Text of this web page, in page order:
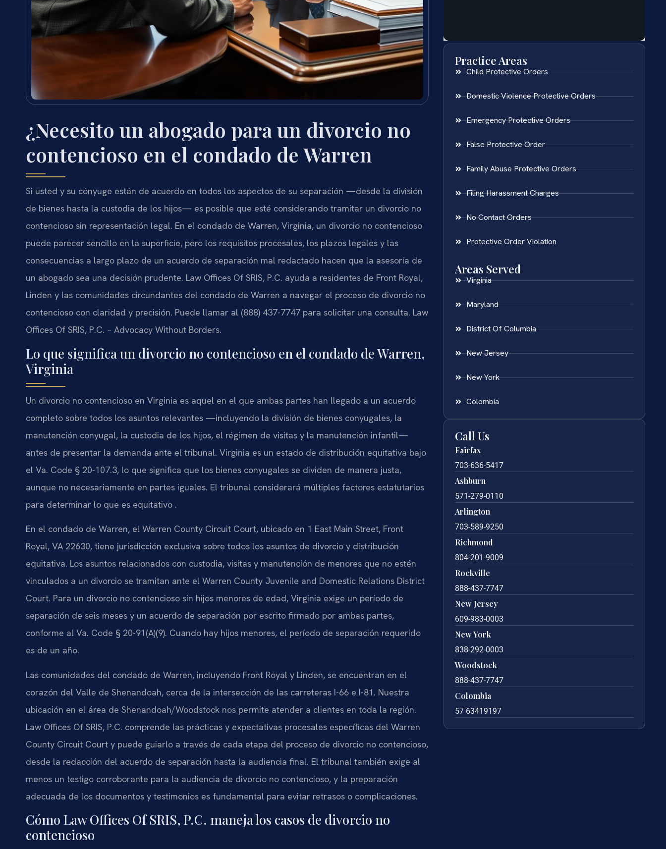
¿Necesito un abogado para un divorcio no
contencioso en el condado de Warren
Si usted y su cónyuge están de acuerdo en todos los aspectos de su separación —desde la división
de bienes hasta la custodia de los hijos— es posible que esté considerando tramitar un divorcio no
contencioso sin representación legal. En el condado de Warren, Virginia, un divorcio no contencioso
puede parecer sencillo en la superficie, pero los requisitos procesales, los plazos legales y las
consecuencias a largo plazo de un acuerdo de separación mal redactado hacen que la asesoría de
un abogado sea una decisión prudente. Law Offices Of SRIS, P.C. ayuda a residentes de Front Royal,
Linden y las comunidades circundantes del condado de Warren a navegar el proceso de divorcio no
contencioso con claridad y precisión. Puede llamar al (888) 437-7747 para solicitar una consulta. Law
Offices Of SRIS, P.C. – Advocacy Without Borders.
Lo que significa un divorcio no contencioso en el condado de Warren,
Virginia
Un divorcio no contencioso en Virginia es aquel en el que ambas partes han llegado a un acuerdo
completo sobre todos los asuntos relevantes —incluyendo la división de bienes conyugales, la
manutención conyugal, la custodia de los hijos, el régimen de visitas y la manutención infantil—
antes de presentar la demanda ante el tribunal. Virginia es un estado de distribución equitativa bajo
el Va. Code § 20-107.3, lo que significa que los bienes conyugales se dividen de manera justa,
aunque no necesariamente en partes iguales. El tribunal considerará múltiples factores estatutarios
para determinar lo que es equitativo .
En el condado de Warren, el Warren County Circuit Court, ubicado en 1 East Main Street, Front
Royal, VA 22630, tiene jurisdicción exclusiva sobre todos los asuntos de divorcio y distribución
equitativa. Los asuntos relacionados con custodia, visitas y manutención de menores que no estén
vinculados a un divorcio se tramitan ante el Warren County Juvenile and Domestic Relations District
Court. Para un divorcio no contencioso sin hijos menores de edad, Virginia exige un período de
separación de seis meses y un acuerdo de separación por escrito firmado por ambas partes,
conforme al Va. Code § 20-91(A)(9). Cuando hay hijos menores, el período de separación requerido
es de un año.
Las comunidades del condado de Warren, incluyendo Front Royal y Linden, se encuentran en el
corazón del Valle de Shenandoah, cerca de la intersección de las carreteras I-66 e I-81. Nuestra
ubicación en el área de Shenandoah/Woodstock nos permite atender a clientes en toda la región.
Law Offices Of SRIS, P.C. comprende las prácticas y expectativas procesales específicas del Warren
County Circuit Court y puede guiarlo a través de cada etapa del proceso de divorcio no contencioso,
desde la redacción del acuerdo de separación hasta la audiencia final. El tribunal también exige al
menos un testigo corroborante para la audiencia de divorcio no contencioso, y la preparación
adecuada de los documentos y testimonios es fundamental para evitar retrasos o complicaciones.
Cómo Law Offices Of SRIS, P.C. maneja los casos de divorcio no
contencioso
Practice Areas
Child Protective Orders
Domestic Violence Protective Orders
Emergency Protective Orders
False Protective Order
Family Abuse Protective Orders
Filing Harassment Charges
No Contact Orders
Protective Order Violation
Areas Served
Virginia
Maryland
District Of Columbia
New Jersey
New York
Colombia
Call Us
Fairfax
703-636-5417
Ashburn
571-279-0110
Arlington
703-589-9250
Richmond
804-201-9009
Rockville
888-437-7747
New Jersey
609-983-0003
New York
838-292-0003
Woodstock
888-437-7747
Colombia
57 63419197